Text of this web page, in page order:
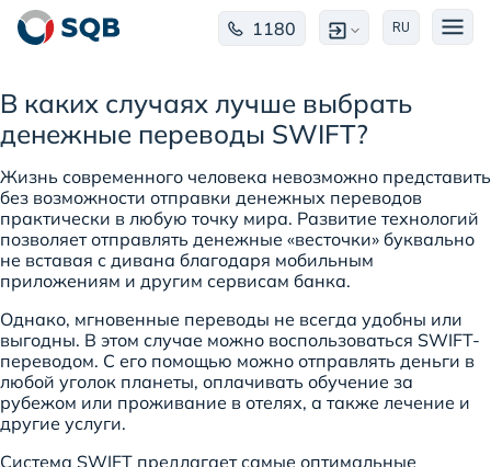
1180 RU
В каких случаях лучше выбрать
денежные переводы SWIFT?
Жизнь современного человека невозможно представить
без возможности отправки денежных переводов
практически в любую точку мира. Развитие технологий
позволяет отправлять денежные «весточки» буквально
не вставая с дивана благодаря мобильным
приложениям и другим сервисам банка.
Однако, мгновенные переводы не всегда удобны или
выгодны. В этом случае можно воспользоваться SWIFT-
переводом. С его помощью можно отправлять деньги в
любой уголок планеты, оплачивать обучение за
рубежом или проживание в отелях, а также лечение и
другие услуги.
Система SWIFT предлагает самые оптимальные